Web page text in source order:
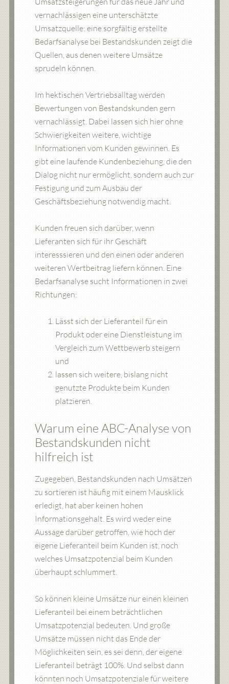
vernachlässigen eine unterschätzte
Umsatzquelle: eine sorgfältig erstellte
Bedarfsanalyse bei Bestandskunden zeigt die
Quellen, aus denen weitere Umsätze
sprudeln können.
Im hektischen Vertriebsalltag werden
Bewertungen von Bestandskunden gern
vernachlässigt. Dabei lassen sich hier ohne
Schwierigkeiten weitere, wichtige
Informationen vom Kunden gewinnen. Es
gibt eine laufende Kundenbeziehung, die den
Dialog nicht nur ermöglicht, sondern auch zur
Festigung und zum Ausbau der
Geschäftsbeziehung notwendig macht.
Kunden freuen sich darüber, wenn
Lieferanten sich für ihr Geschäft
interesssieren und den einen oder anderen
weiteren Wertbeitrag liefern können. Eine
Bedarfsanalyse sucht Informationen in zwei
Richtungen:
Lässt sich der Lieferanteil für ein
Produkt oder eine Dienstleistung im
Vergleich zum Wettbewerb steigern
und
lassen sich weitere, bislang nicht
genutzte Produkte beim Kunden
platzieren.
Warum eine ABC-Analyse von
Bestandskunden nicht
hilfreich ist
Zugegeben, Bestandskunden nach Umsätzen
zu sortieren ist häufig mit einem Mausklick
erledigt, hat aber keinen hohen
Informationsgehalt. Es wird weder eine
Aussage darüber getroffen, wie hoch der
eigene Lieferanteil beim Kunden ist, noch
welches Umsatzpotenzial beim Kunden
überhaupt schlummert.
So können kleine Umsätze nur einen kleinen
Lieferanteil bei einem beträchtlichen
Umsatzpotenzial bedeuten. Und große
Umsätze müssen nicht das Ende der
Möglichkeiten sein, es sei denn, der eigene
Lieferanteil beträgt 100%. Und selbst dann
könnten noch Umsatzpotenziale für weitere